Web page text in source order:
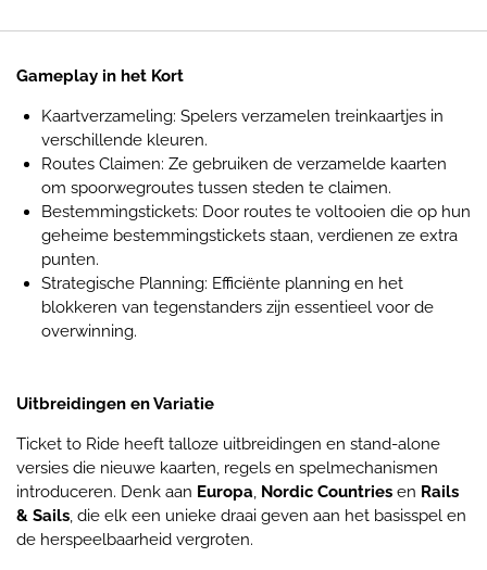
Gameplay in het Kort
Kaartverzameling: Spelers verzamelen treinkaartjes in
verschillende kleuren.
Routes Claimen: Ze gebruiken de verzamelde kaarten
om spoorwegroutes tussen steden te claimen.
Bestemmingstickets: Door routes te voltooien die op hun
geheime bestemmingstickets staan, verdienen ze extra
punten.
Strategische Planning: Efficiënte planning en het
blokkeren van tegenstanders zijn essentieel voor de
overwinning.
Uitbreidingen en Variatie
Ticket to Ride heeft talloze uitbreidingen en stand-alone
versies die nieuwe kaarten, regels en spelmechanismen
introduceren. Denk aan Europa, Nordic Countries en Rails
& Sails, die elk een unieke draai geven aan het basisspel en
de herspeelbaarheid vergroten.